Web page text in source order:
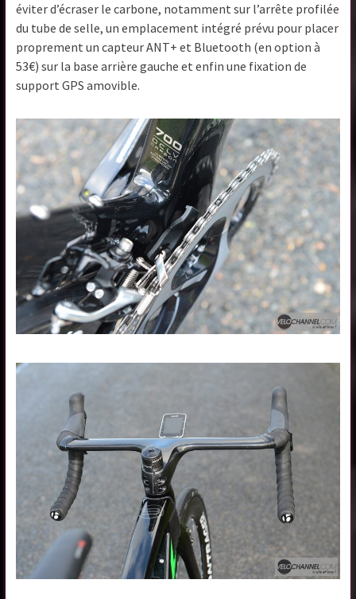
éviter d’écraser le carbone, notamment sur l’arrête profilée
du tube de selle, un emplacement intégré prévu pour placer
proprement un capteur ANT+ et Bluetooth (en option à
53€) sur la base arrière gauche et enfin une fixation de
support GPS amovible.